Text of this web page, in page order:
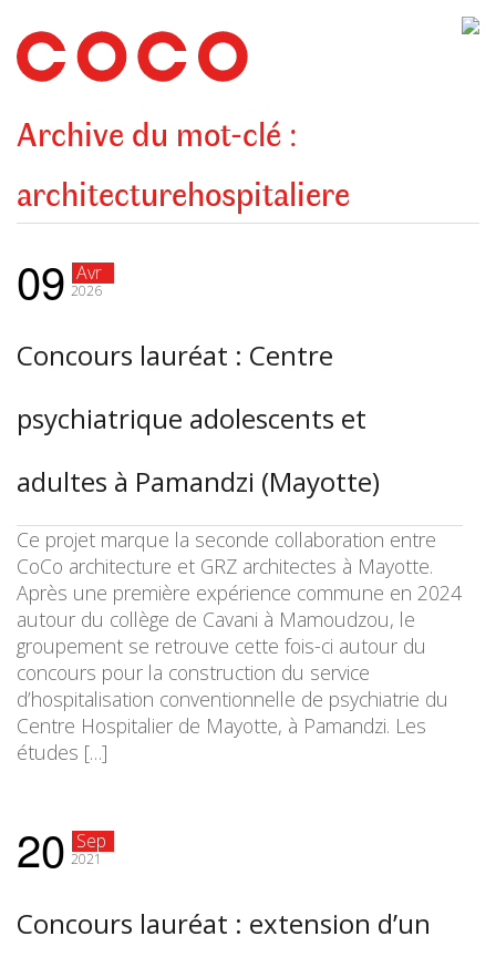
CoCo
Architecture
architecture,
urbanisme,
Archive du mot-clé :
architecturehospitaliere
09 Avr
2026
Concours lauréat : Centre
psychiatrique adolescents et
adultes à Pamandzi (Mayotte)
Ce projet marque la seconde collaboration entre
CoCo architecture et GRZ architectes à Mayotte.
Après une première expérience commune en 2024
autour du collège de Cavani à Mamoudzou, le
groupement se retrouve cette fois-ci autour du
concours pour la construction du service
d’hospitalisation conventionnelle de psychiatrie du
Centre Hospitalier de Mayotte, à Pamandzi. Les
études […]
20 Sep
2021
Concours lauréat : extension d’un